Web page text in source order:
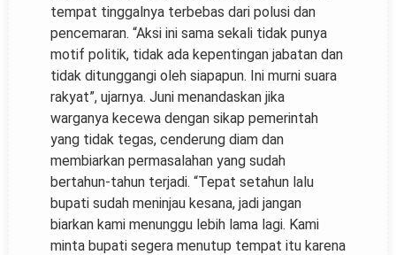
tempat tinggalnya terbebas dari polusi dan
pencemaran. “Aksi ini sama sekali tidak punya
motif politik, tidak ada kepentingan jabatan dan
tidak ditunggangi oleh siapapun. Ini murni suara
rakyat”, ujarnya. Juni menandaskan jika
warganya kecewa dengan sikap pemerintah
yang tidak tegas, cenderung diam dan
membiarkan permasalahan yang sudah
bertahun-tahun terjadi. “Tepat setahun lalu
bupati sudah meninjau kesana, jadi jangan
biarkan kami menunggu lebih lama lagi. Kami
minta bupati segera menutup tempat itu karena